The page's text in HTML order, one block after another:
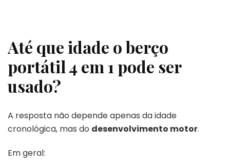
Até que idade o berço
portátil 4 em 1 pode ser
usado?
A resposta não depende apenas da idade
cronológica, mas do desenvolvimento motor.
Em geral: